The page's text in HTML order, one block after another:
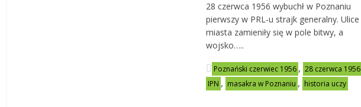
28 czerwca 1956 wybuchł w Poznaniu
pierwszy w PRL-u strajk generalny. Ulice
miasta zamieniły się w pole bitwy, a
wojsko…..
Poznański czerwiec 1956 , 28 czerwca 1956
IPN , masakra w Poznaniu , historia uczy